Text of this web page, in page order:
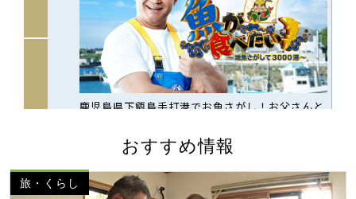
おすすめ情報
旅・くらし